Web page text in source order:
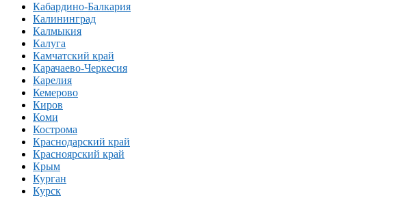
Кабардино-Балкария
Калининград
Калмыкия
Калуга
Камчатский край
Карачаево-Черкесия
Карелия
Кемерово
Киров
Коми
Кострома
Краснодарский край
Красноярский край
Крым
Курган
Курск